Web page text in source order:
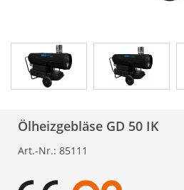
Ölheizgebläse GD 50 IK
Art.-Nr.: 85111